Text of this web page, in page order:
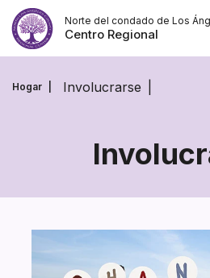
Saltar
contenido
Norte del condado de Los
Centro Regional
Hogar Involucrarse